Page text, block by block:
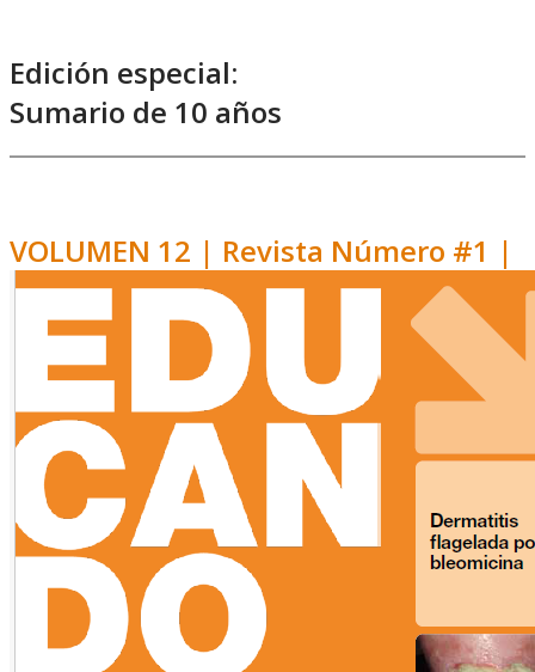
Edición especial:
Sumario de 10 años
VOLUMEN 12 | Revista Número #1 |